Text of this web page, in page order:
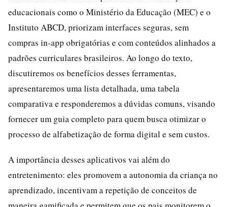
educacionais como o Ministério da Educação (MEC) e o
Instituto ABCD, priorizam interfaces seguras, sem
compras in-app obrigatórias e com conteúdos alinhados a
padrões curriculares brasileiros. Ao longo do texto,
discutiremos os benefícios desses ferramentas,
apresentaremos uma lista detalhada, uma tabela
comparativa e responderemos a dúvidas comuns, visando
fornecer um guia completo para quem busca otimizar o
processo de alfabetização de forma digital e sem custos.
A importância desses aplicativos vai além do
entretenimento: eles promovem a autonomia da criança no
aprendizado, incentivam a repetição de conceitos de